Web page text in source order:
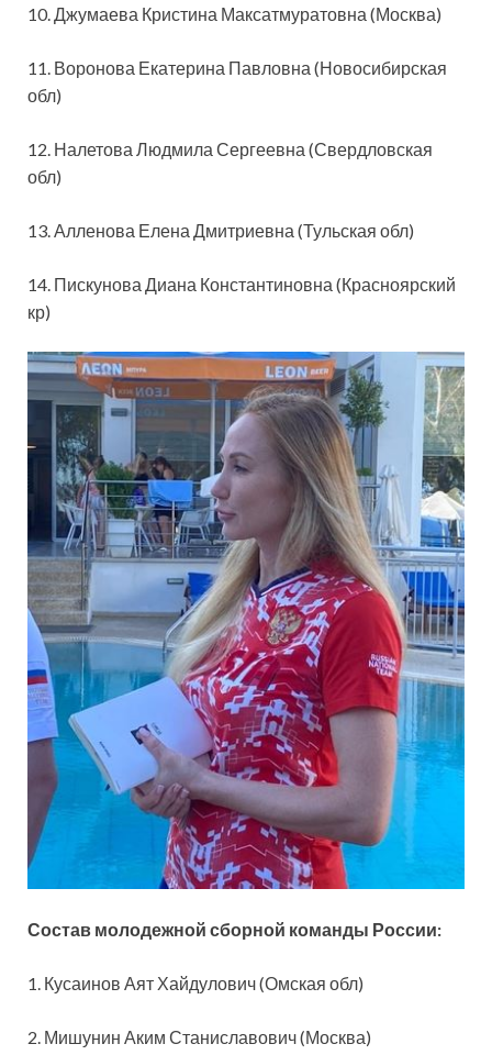
10. Джумаева Кристина Максатмуратовна (Москва)
11. Воронова Екатерина Павловна (Новосибирская
обл)
12. Налетова Людмила Сергеевна (Свердловская
обл)
13. Алленова Елена Дмитриевна (Тульская обл)
14. Пискунова Диана Константиновна (Красноярский
кр)
Состав молодежной сборной команды России:
1. Кусаинов Аят Хайдулович (Омская обл)
2. Мишунин Аким Станиславович (Москва)